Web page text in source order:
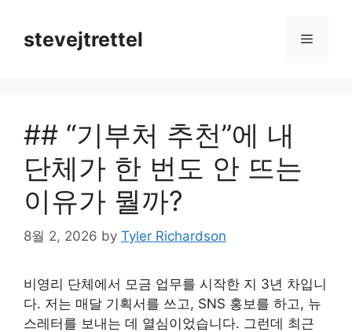
contentstevejtrettel Menu
## “기부처 추천”에 내
단체가 한 번도 안 뜨는
이유가 뭘까?
8월 2, 2026 by Tyler Richardson
비영리 단체에서 모금 업무를 시작한 지 3년 차입니
다. 저는 매달 기획서를 쓰고, SNS 홍보를 하고, 뉴
스레터를 보내는 데 열심이었습니다. 그런데 최근